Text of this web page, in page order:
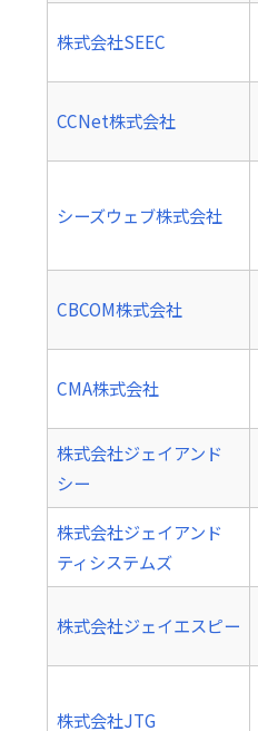
株式会社SEEC
CCNet株式会社
シーズウェブ株式会社
CBCOM株式会社
CMA株式会社
株式会社ジェイアンド
シー
株式会社ジェイアンド
ティシステムズ
株式会社ジェイエスピー
株式会社JTG